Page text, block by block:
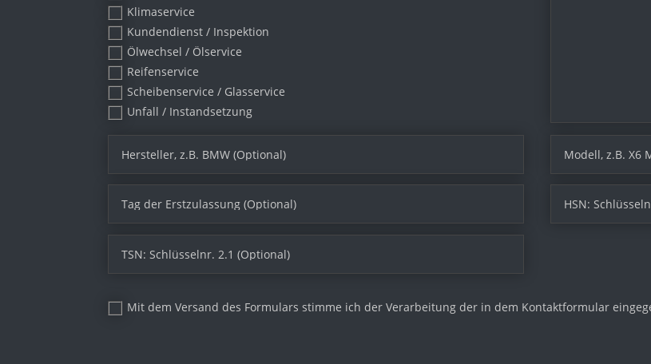
Klimaservice
Kundendienst / Inspektion
Ölwechsel / Ölservice
Reifenservice
Scheibenservice / Glasservice
Unfall / Instandsetzung
Mit dem Versand des Formulars stimme ich der Verarbeitung der in dem Kontaktformular